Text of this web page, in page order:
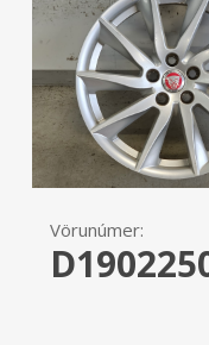
Vörunúmer: